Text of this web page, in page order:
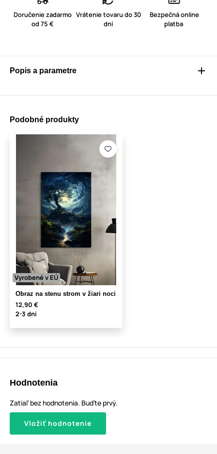
Doručenie zadarmo
od 75 €
Vrátenie tovaru do 30
dní
Bezpečná online
platba
Popis a parametre
Podobné produkty
Vyrobené v EÚ
Obraz na stenu strom v žiari noci
12,90 €
2-3 dni
Hodnotenia
Zatiaľ bez hodnotenia. Buďte prvý.
Vložiť hodnotenie